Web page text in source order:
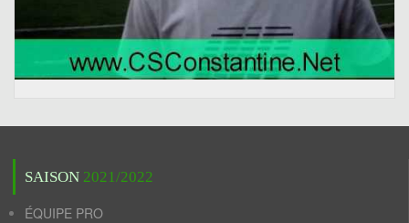
SAISON 2021/2022
ÉQUIPE PRO